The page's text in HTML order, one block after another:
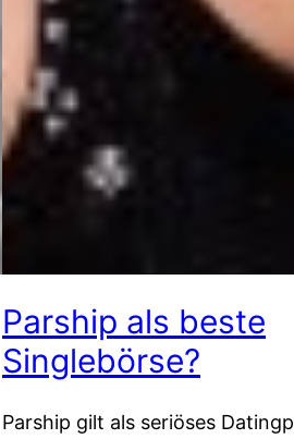
Parship als beste
Singlebörse?
Parship gilt als seriöses